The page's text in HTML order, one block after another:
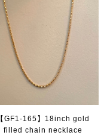
【GF1-165】18inch gold
filled chain necklace